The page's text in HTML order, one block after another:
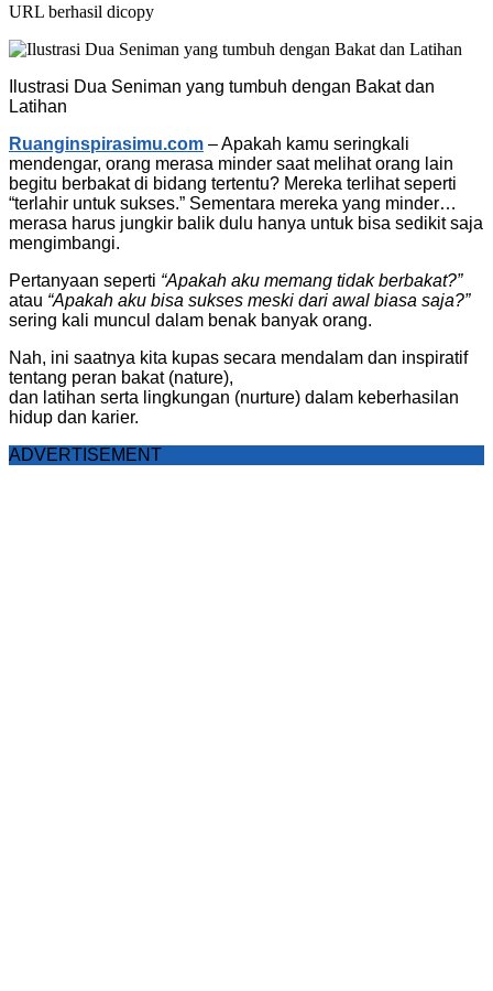
URL berhasil dicopy
Ilustrasi Dua Seniman yang tumbuh dengan Bakat dan
Latihan
Ruanginspirasimu.com – Apakah kamu seringkali
mendengar, orang merasa minder saat melihat orang lain
begitu berbakat di bidang tertentu? Mereka terlihat seperti
“terlahir untuk sukses.” Sementara mereka yang minder…
merasa harus jungkir balik dulu hanya untuk bisa sedikit saja
mengimbangi.
Pertanyaan seperti “Apakah aku memang tidak berbakat?”
atau “Apakah aku bisa sukses meski dari awal biasa saja?”
sering kali muncul dalam benak banyak orang.
Nah, ini saatnya kita kupas secara mendalam dan inspiratif
tentang peran bakat (nature),
dan latihan serta lingkungan (nurture) dalam keberhasilan
hidup dan karier.
ADVERTISEMENT